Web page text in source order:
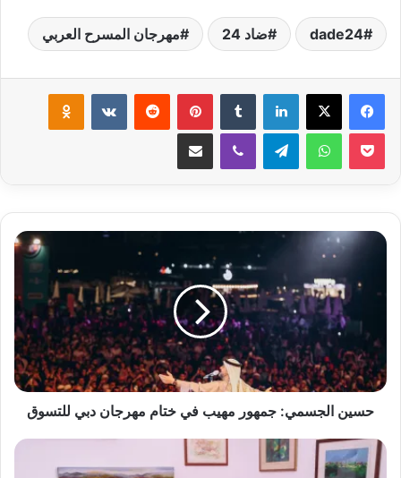
dade24 ضاد 24 مهرجان المسرح العربي
لينكدإن بينتيريست
‫Pocket واتساب تيلقرام ڤايبر مشاركة عبر البريد
حسين
مهيب
ختام
مهرجان
دبي
للتسوق
حسين الجسمي: جمهور مهيب في ختام مهرجان دبي للتسوق
منى
طايع